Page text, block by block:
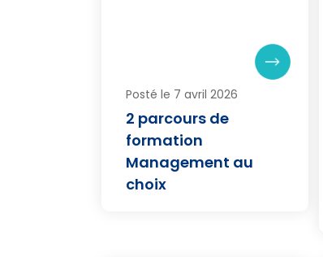
Posté le 7 avril 2026
2 parcours de
formation
Management au
choix